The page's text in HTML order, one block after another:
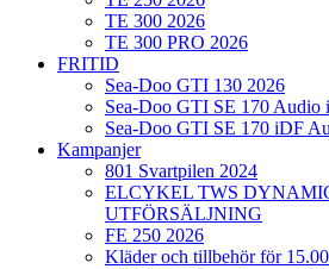
TE 300 2026
TE 300 PRO 2026
FRITID
Sea-Doo GTI 130 2026
Sea-Doo GTI SE 170 Audio
Sea-Doo GTI SE 170 iDF
Kampanjer
801 Svartpilen 2024
ELCYKEL TWS
UTFÖRSÄLJNING
FE 250 2026
Kläder och tillbehör för